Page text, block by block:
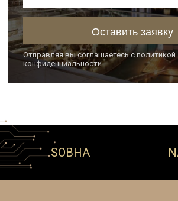
Оставить заявку
Отправляя вы соглашаетесь сполитикой
конфиденциальности
SOBHA